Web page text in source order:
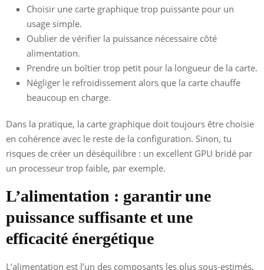
Choisir une carte graphique trop puissante pour un
usage simple.
Oublier de vérifier la puissance nécessaire côté
alimentation.
Prendre un boîtier trop petit pour la longueur de la carte.
Négliger le refroidissement alors que la carte chauffe
beaucoup en charge.
Dans la pratique, la carte graphique doit toujours être choisie
en cohérence avec le reste de la configuration. Sinon, tu
risques de créer un déséquilibre : un excellent GPU bridé par
un processeur trop faible, par exemple.
L’alimentation : garantir une
puissance suffisante et une
efficacité énergétique
L’alimentation est l’un des composants les plus sous-estimés,